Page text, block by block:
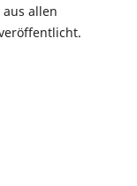
allen